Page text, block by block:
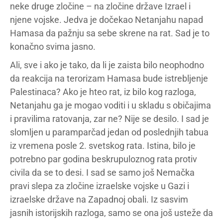
neke druge zločine – na zločine države Izrael i
njene vojske. Jedva je dočekao Netanjahu napad
Hamasa da pažnju sa sebe skrene na rat. Sad je to
konačno svima jasno.
Ali, sve i ako je tako, da li je zaista bilo neophodno
da reakcija na terorizam Hamasa bude istrebljenje
Palestinaca? Ako je hteo rat, iz bilo kog razloga,
Netanjahu ga je mogao voditi i u skladu s običajima
i pravilima ratovanja, zar ne? Nije se desilo. I sad je
slomljen u paramparčad jedan od poslednjih tabua
iz vremena posle 2. svetskog rata. Istina, bilo je
potrebno par godina beskrupuloznog rata protiv
civila da se to desi. I sad se samo još Nemačka
pravi slepa za zločine izraelske vojske u Gazi i
izraelske države na Zapadnoj obali. Iz sasvim
jasnih istorijskih razloga, samo se ona još usteže da